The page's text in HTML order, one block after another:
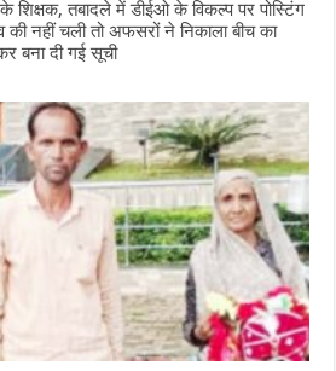
तबादले में डीईओ के विकल्प पर पोस्टिंग
नहीं चली तो अफसरों ने निकाला बीच का
बना दी गई सूची